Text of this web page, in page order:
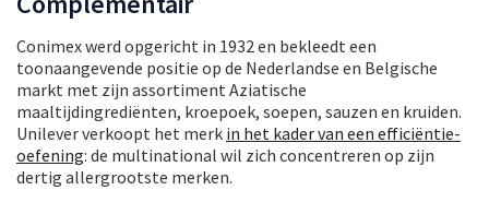
Conimex werd opgericht in 1932 en bekleedt een
toonaangevende positie op de Nederlandse en Belgische
markt met zijn assortiment Aziatische
maaltijdingrediënten, kroepoek, soepen, sauzen en kruiden.
Unilever verkoopt het merk in het kader van een efficiëntie-
oefening: de multinational wil zich concentreren op zijn
dertig allergrootste merken.